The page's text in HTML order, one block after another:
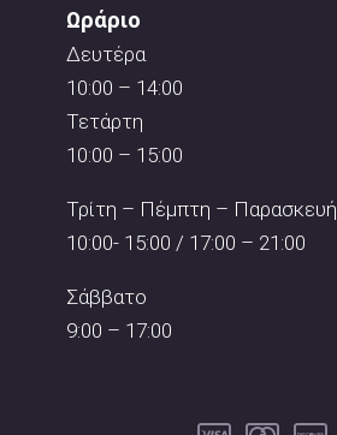
Ωράριο
Δευτέρα
10:00 – 14:00
Τετάρτη
10:00 – 15:00
Τρίτη – Πέμπτη – Παρασκευή
10:00- 15:00 / 17:00 – 21:00
Σάββατο
9:00 – 17:00